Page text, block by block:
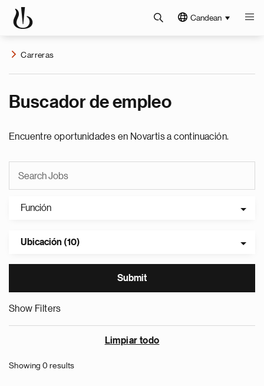
Candean
Carreras
Buscador de empleo
Encuentre oportunidades en Novartis a continuación.
Función
Ubicación (10)
Show Filters
Limpiar todo
Showing 0 results